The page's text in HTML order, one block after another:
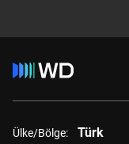
Ülke/Bölge: Türk